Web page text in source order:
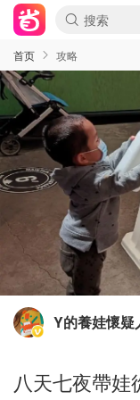
首页 攻略
Y的養娃懷疑
八天七夜帶娃